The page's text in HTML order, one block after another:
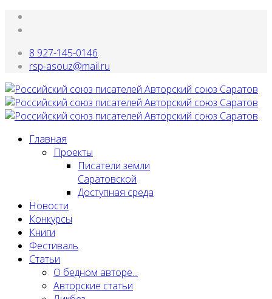
8 927-145-0146
rsp-asouz@mail.ru
Главная
Проекты
Писатели земли
Саратовской
Доступная среда
Новости
Конкурсы
Книги
Фестиваль
Статьи
О бедном авторе...
Авторские статьи